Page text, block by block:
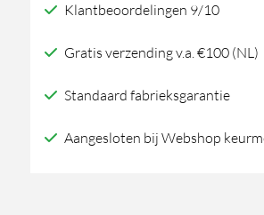
Klantbeoordelingen 9/10
Gratis verzending v.a. €100 (NL)
Standaard fabrieksgarantie
Aangesloten bij Webshop